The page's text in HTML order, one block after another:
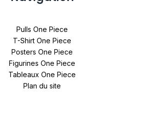
Pulls One Piece
T-Shirt One Piece
Posters One Piece
Figurines One Piece
Tableaux One Piece
Plan du site